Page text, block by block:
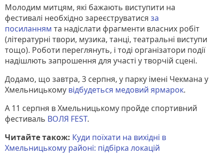
Молодим митцям, які бажають виступити на
фестивалі необхідно зареєструватися за
посиланням та надіслати фрагменти власних робіт
(літературні твори, музика, танці, театральні виступи
тощо). Роботи переглянуть, і тоді організатори події
надішлють запрошення для участі у творчій сцені.
Додамо, що завтра, 3 серпня, у парку імені Чекмана у
Хмельницькому відбудеться медовий ярмарок.
А 11 серпня в Хмельницькому пройде спортивний
фестиваль ВОЛЯ FEST.
Читайте також: Куди поїхати на вихідні в
Хмельницькому районі: підбірка локацій